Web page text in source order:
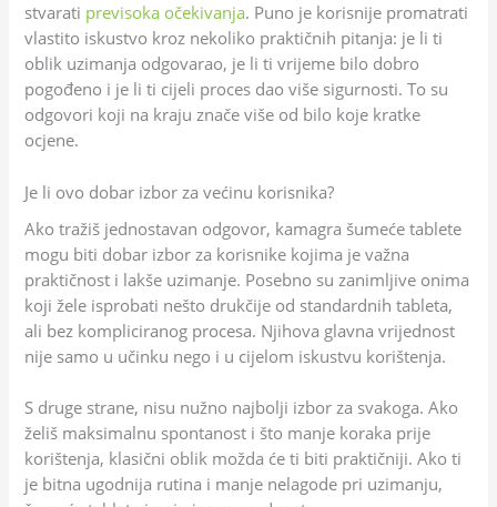
stvarati previsoka očekivanja. Puno je korisnije promatrati
vlastito iskustvo kroz nekoliko praktičnih pitanja: je li ti
oblik uzimanja odgovarao, je li ti vrijeme bilo dobro
pogođeno i je li ti cijeli proces dao više sigurnosti. To su
odgovori koji na kraju znače više od bilo koje kratke
ocjene.
Je li ovo dobar izbor za većinu korisnika?
Ako tražiš jednostavan odgovor, kamagra šumeće tablete
mogu biti dobar izbor za korisnike kojima je važna
praktičnost i lakše uzimanje. Posebno su zanimljive onima
koji žele isprobati nešto drukčije od standardnih tableta,
ali bez kompliciranog procesa. Njihova glavna vrijednost
nije samo u učinku nego i u cijelom iskustvu korištenja.
S druge strane, nisu nužno najbolji izbor za svakoga. Ako
želiš maksimalnu spontanost i što manje koraka prije
korištenja, klasični oblik možda će ti biti praktičniji. Ako ti
je bitna ugodnija rutina i manje nelagode pri uzimanju,